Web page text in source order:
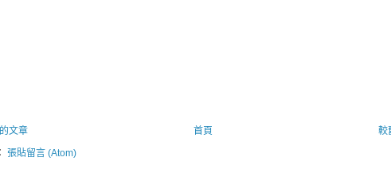
文章 較
首頁
張貼留言 (Atom)